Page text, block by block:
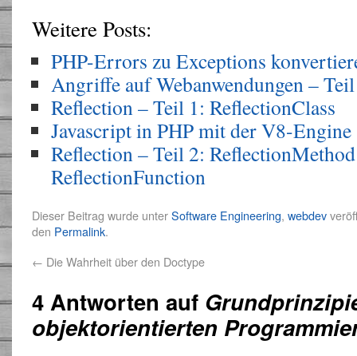
Weitere Posts:
PHP-Errors zu Exceptions
Angriffe auf Webanwendungen –
Reflection – Teil 1: ReflectionClass
Javascript in PHP mit der V8-Engine
Reflection – Teil 2:
ReflectionFunction
Dieser Beitrag wurde unterSoftware Engineering, webdev
den Permalink.
← Die Wahrheit über den Doctype
4 Antworten auf
objektorientierten